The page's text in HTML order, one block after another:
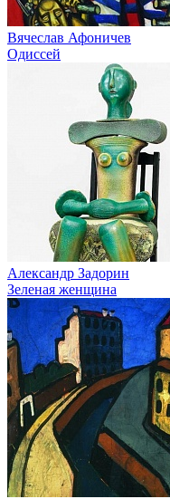
Вячеслав Афоничев
Одиссей
Александр Задорин
Зеленая женщина